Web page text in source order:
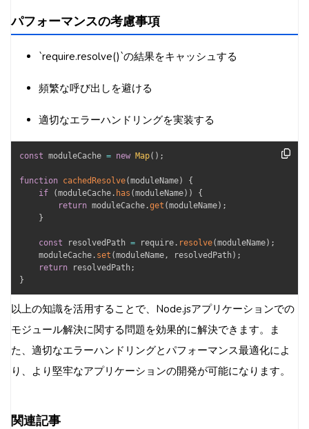
パフォーマンスの考慮事項
`require.resolve()`の結果をキャッシュする
頻繁な呼び出しを避ける
適切なエラーハンドリングを実装する
const moduleCache = new Map( ) ;
function cachedResolve(moduleName)
{
if
(moduleCache . has (moduleName) )
{
return moduleCache .get (moduleName) ;
}
const resolvedPath = require . resolve(moduleName) ;
    moduleCache
. set (moduleName, resolvedPath) ;
return resolvedPath;
}
以上の知識を活用することで、Node.jsアプリケーションでの
モジュール解決に関する問題を効果的に解決できます。ま
た、適切なエラーハンドリングとパフォーマンス最適化によ
り、より堅牢なアプリケーションの開発が可能になります。
関連記事